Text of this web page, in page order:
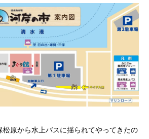
松原から水上バスに揺られてやってきたの